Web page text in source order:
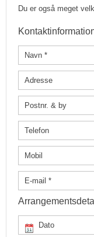
Du er også meget